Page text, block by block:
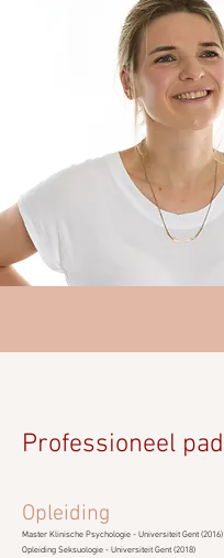
Professioneel pad
Opleiding
Master Klinische Psychologie - Universiteit Gent (2016)
Opleiding Seksuologie - Universiteit Gent (2018)